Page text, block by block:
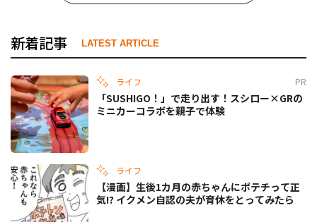
新着記事 LATEST ARTICLE
ライフ PR
「SUSHIGO！」で走り出す！スシロー×GRの
ミニカーコラボを親子で体験
ライフ
【漫画】生後1カ月の赤ちゃんにポテチって正
気!? イクメン自認の夫が育休をとってみたら